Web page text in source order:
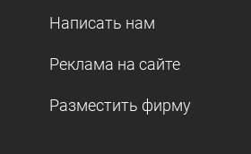
Написать нам
Реклама на сайте
Разместить фирму